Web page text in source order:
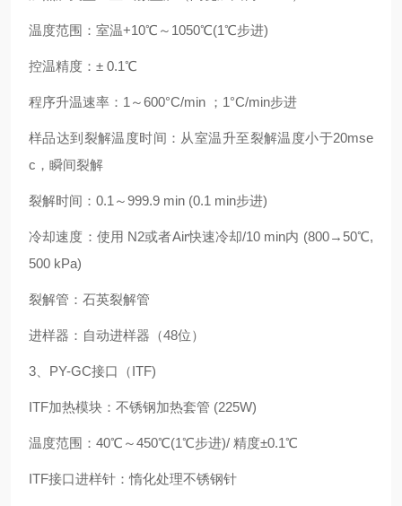
温度范围：室温+10℃～1050℃(1℃步进)
控温精度：± 0.1℃
程序升温速率：1～600°C/min ；1°C/min步进
样品达到裂解温度时间：从室温升至裂解温度小于20mse
c，瞬间裂解
裂解时间：0.1～999.9 min (0.1 min步进)
冷却速度：使用 N2或者Air快速冷却/10 min内 (800→50℃,
500 kPa)
裂解管：石英裂解管
进样器：自动进样器（48位）
3、PY-GC接口（ITF)
ITF加热模块：不锈钢加热套管 (225W)
温度范围：40℃～450℃(1℃步进)/ 精度±0.1℃
ITF接口进样针：惰化处理不锈钢针